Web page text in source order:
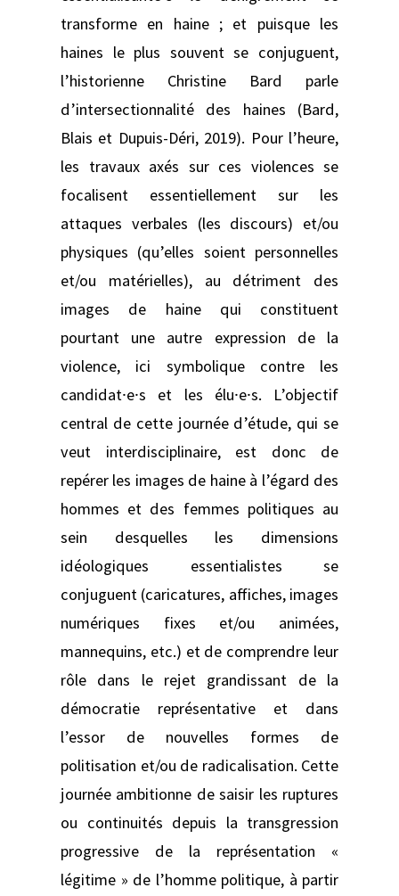
transforme en haine ; et puisque les
haines le plus souvent se conjuguent,
l’historienne Christine Bard parle
d’intersectionnalité des haines (Bard,
Blais et Dupuis-Déri, 2019). Pour l’heure,
les travaux axés sur ces violences se
focalisent essentiellement sur les
attaques verbales (les discours) et/ou
physiques (qu’elles soient personnelles
et/ou matérielles), au détriment des
images de haine qui constituent
pourtant une autre expression de la
violence, ici symbolique contre les
candidat⸱e⸱s et les élu⸱e⸱s. L’objectif
central de cette journée d’étude, qui se
veut interdisciplinaire, est donc de
repérer les images de haine à l’égard des
hommes et des femmes politiques au
sein desquelles les dimensions
idéologiques essentialistes se
conjuguent (caricatures, affiches, images
numériques fixes et/ou animées,
mannequins, etc.) et de comprendre leur
rôle dans le rejet grandissant de la
démocratie représentative et dans
l’essor de nouvelles formes de
politisation et/ou de radicalisation. Cette
journée ambitionne de saisir les ruptures
ou continuités depuis la transgression
progressive de la représentation «
légitime » de l’homme politique, à partir